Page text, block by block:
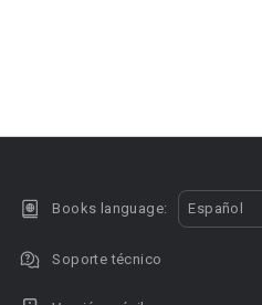
Books language: Español
Soporte técnico